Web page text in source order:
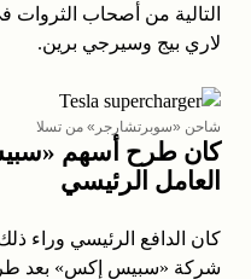
التالية من أصحاب الثروات
لاري بيج وسيرجي برين.
شاحن «سوبرتشارجر» من تسلا
كان طرح أسهم
العامل الرئيسي
كان الدافع الرئيسي وراء
شركة «سبيس إكس» بعد